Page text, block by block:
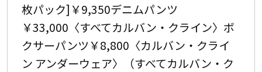
枚パック]￥9,350デニムパンツ
￥33,000〈すべてカルバン・クライン〉ボ
クサーパンツ￥8,800〈カルバン・クライ
ン アンダーウェア〉（すべてカルバン・ク